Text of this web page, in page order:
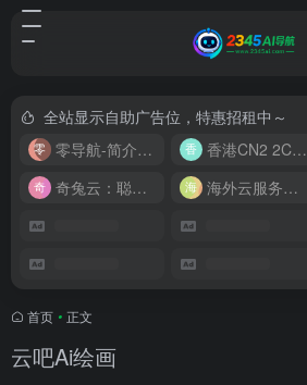
全站显示自助广告位，特惠招租中～
零导航-简介实用的网址导航
香港CN2 2C2G20M 9.9/月
奇兔云：聪明人的“省”钱计划！
海外云服务器全网最低价
首页 • 正文
云吧Ai绘画